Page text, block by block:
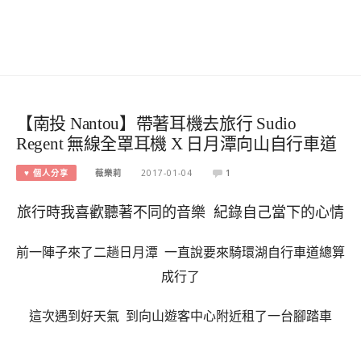
【南投 Nantou】帶著耳機去旅行 Sudio
Regent 無線全罩耳機 X 日月潭向山自行車道
♥ 個人分享 薇樂莉 2017-01-04 1
旅行時我喜歡聽著不同的音樂 紀錄自己當下的心情
前一陣子來了二趟日月潭 一直說要來騎環湖自行車道總算
成行了
這次遇到好天氣 到向山遊客中心附近租了一台腳踏車